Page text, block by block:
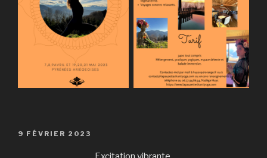
PUBLIÉ
9 FÉVRIER 2023